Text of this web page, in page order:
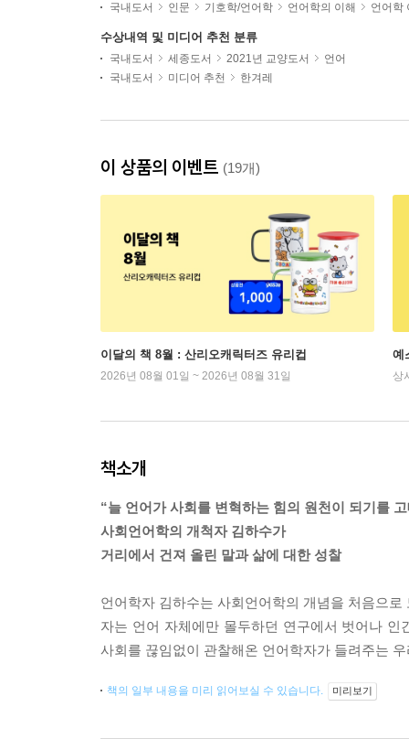
국내도서
인문 기호학/언어학 언어학의 이해 언어학
수상내역 및 미디어 추천 분류
국내도서 세종도서 2021년 교양도서
언어
국내도서
미디어 추천 한겨레
이 상품의 이벤트 (19개)
이달의 책 8월 : 산리오캐릭터즈 유리컵
2026년 08월 01일 ~ 2026년 08월 31일
예
상
책소개
“늘 언어가 사회를 변혁하는 힘의 원천이 되기를
사회언어학의 개척자 김하수가
거리에서 건져 올린 말과 삶에 대한 성찰
언어학자 김하수는 사회언어학의 개념을 처음으로
자는 언어 자체에만 몰두하던 연구에서 벗어나
사회를 끊임없이 관찰해온 언어학자가 들려주는
책의 일부 내용을 미리 읽어보실 수 있습니다. 미리보기